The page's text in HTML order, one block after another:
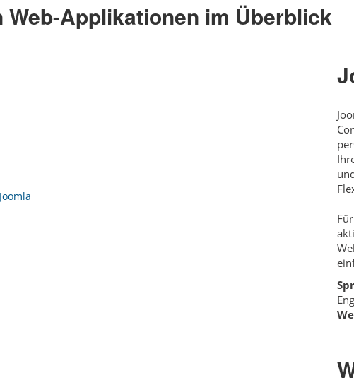
Web-Applikationen im Überblick